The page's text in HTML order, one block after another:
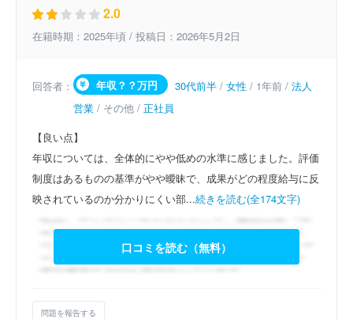
2.0
在籍時期：2025年頃 / 投稿日：2026年5月2日
回答者： 年収？？万円 30代前半 /女性 / 1年前 /法人
営業 / その他 / 正社員
【良い点】
年収については、全体的にやや低めの水準に感じました。評価
制度はあるものの基準がやや曖昧で、成果がどの程度給与に反
映されているのか分かりにくい部...続きを読む(全174文字)
口コミを読む（無料）
問題を報告する